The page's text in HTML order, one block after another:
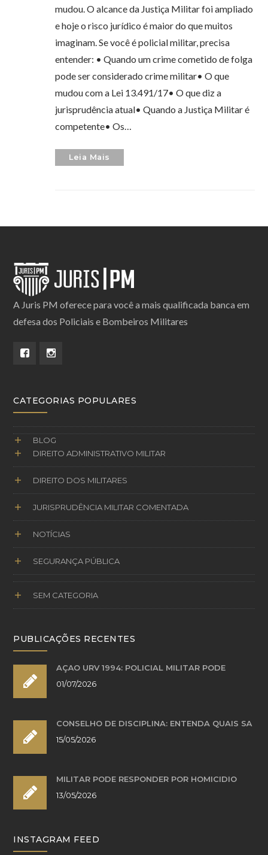
mudou. O alcance da Justiça Militar foi ampliado
e hoje o risco jurídico é maior do que muitos
imaginam. Se você é policial militar, precisa
entender: • Quando um crime cometido de folga
pode ser considerado crime militar• O que
mudou com a Lei 13.491/17• O que diz a
jurisprudência atual• Quando a Justiça Militar é
competente• Os…
Leia Mais
A Juris PM oferece para você a mais qualificada banca em
defesa dos Policiais e Bombeiros Militares
CATEGORIAS POPULARES
BLOG
DIREITO ADMINISTRATIVO MILITAR
DIREITO DOS MILITARES
JURISPRUDÊNCIA MILITAR COMENTADA
NOTÍCIAS
SEGURANÇA PÚBLICA
SEM CATEGORIA
PUBLICAÇÕES RECENTES
AÇÃO URV 1994: POLICIAL MILITAR PODE
01/07/2026
CONSELHO DE DISCIPLINA: ENTENDA QUAIS SÃ
15/05/2026
MILITAR PODE RESPONDER POR HOMICÍDIO
13/05/2026
INSTAGRAM FEED